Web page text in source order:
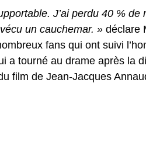
J’ai perdu 40 %
un cauchemar. » déclare
fans qui ont suivi
a tourné au drame après la
film de Jean-Jacques